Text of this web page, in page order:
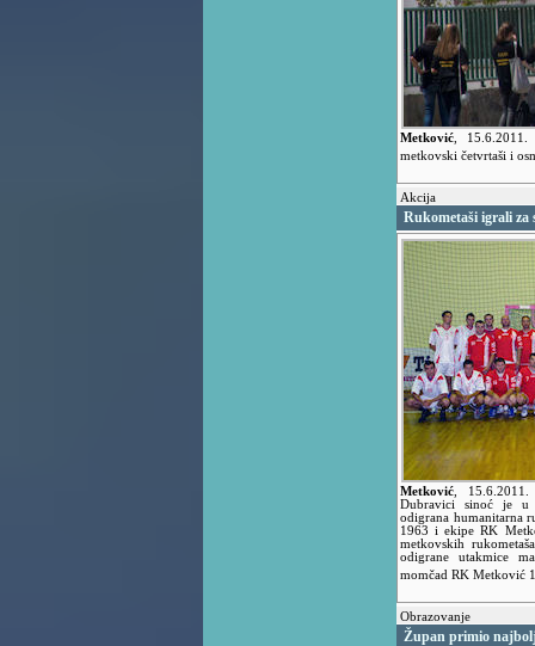
Metković
metkovski četvrtaši i
Akcija
Rukometaši igrali za
Metković
Dubravici sinoć je u
odigrana humanitarna
1963 i ekipe RK
metkovskih
odigrane utakmice
momčad RK Metković
Obrazovanje
Župan primio